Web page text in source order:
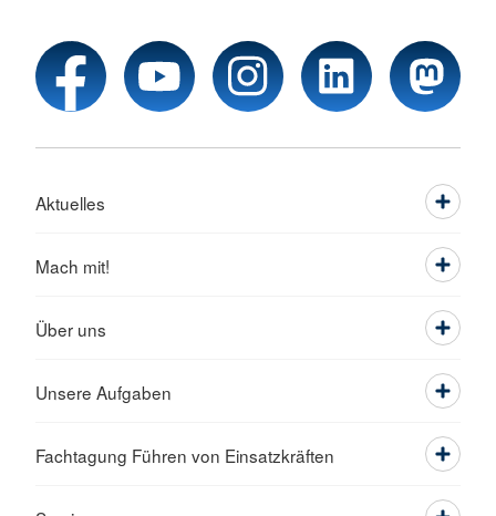
Aktuelles
Mach mit!
Über uns
Unsere Aufgaben
Fachtagung Führen von Einsatzkräften